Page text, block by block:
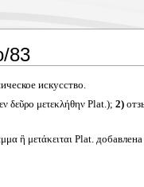
83
искусство.
δεῦρο μετεκλήθην Plat.); 2)
ἢ μετάκειται Plat.